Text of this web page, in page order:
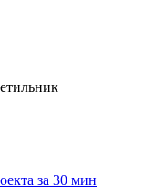
за 30 мин